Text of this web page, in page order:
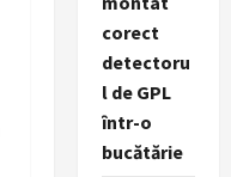
corect
detectoru
l de GPL
într-o
bucătărie